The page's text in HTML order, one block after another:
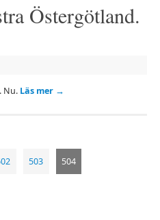
Östergötland.
Nu. Läs mer →
503 504